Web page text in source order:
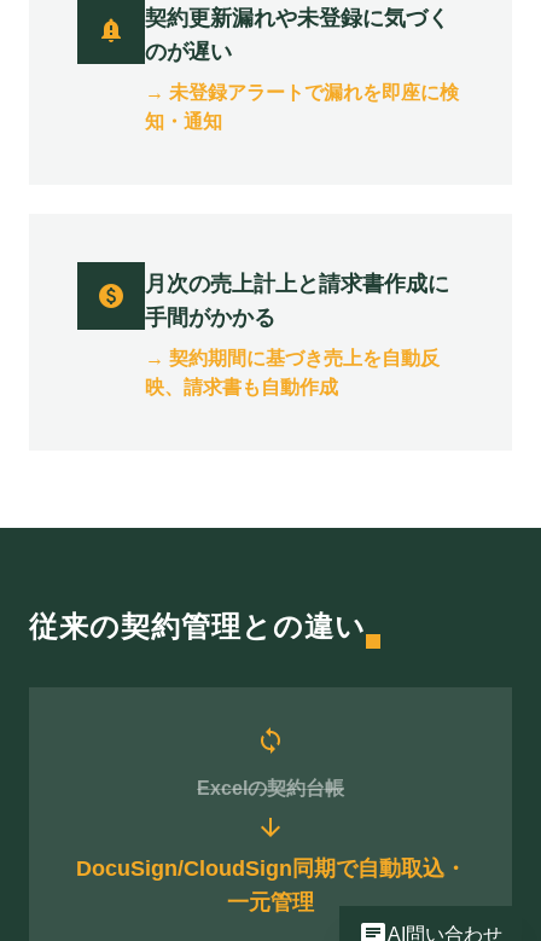
notification_important
契約更新漏れや未登録に気づく
のが遅い
→ 未登録アラートで漏れを即座に検
知・通知
paid
月次の売上計上と請求書作成に
手間がかかる
→ 契約期間に基づき売上を自動反
映、請求書も自動作成
従来の契約管理との違い
sync
Excelの契約台帳
arrow_downward
DocuSign/CloudSign同期で自動取込・
一元管理
chatAI問い合わせ